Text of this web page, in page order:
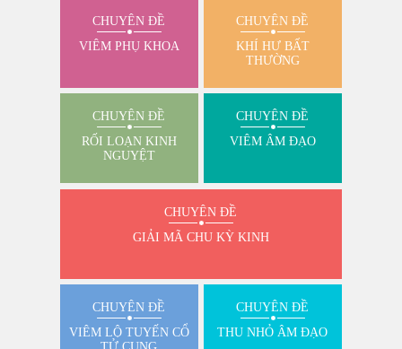
CHUYÊN ĐỀ
VIÊM PHỤ KHOA
CHUYÊN ĐỀ
KHÍ HƯ BẤT
THƯỜNG
CHUYÊN ĐỀ
RỐI LOẠN KINH
NGUYỆT
CHUYÊN ĐỀ
VIÊM ÂM ĐẠO
CHUYÊN ĐỀ
GIẢI MÃ CHU KỲ KINH
CHUYÊN ĐỀ
VIÊM LỘ TUYẾN CỔ
CHUYÊN ĐỀ
THU NHỎ ÂM ĐẠO